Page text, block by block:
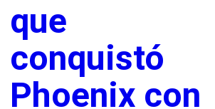
que
conquistó
Phoenix con